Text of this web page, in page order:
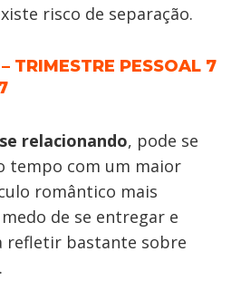
risco de separação.
TRIMESTRE PESSOAL 7
relacionando, pode se
tempo com um maior
romântico mais
de se entregar e
refletir bastante sobre